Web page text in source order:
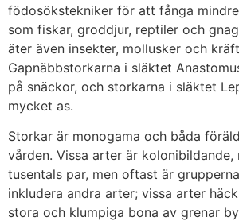
födosökstekniker för att fånga
som fiskar, groddjur, reptiler och
äter även insekter, mollusker och
Gapnäbbstorkarna i släktet
på snäckor, och storkarna i släktet
mycket as.
Storkar är monogama och båda
vården. Vissa arter är kolonibildande,
tusentals par, men oftast är
inkludera andra arter; vissa arter
stora och klumpiga bona av grenar